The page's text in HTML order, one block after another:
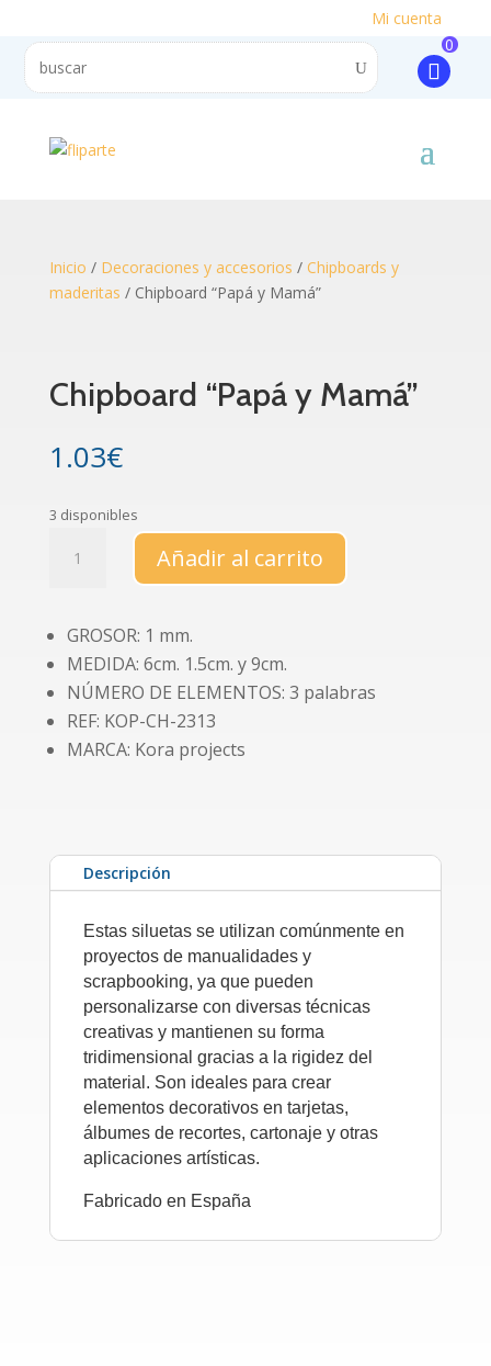
Mi cuenta
0
Inicio / Decoraciones y accesorios / Chipboards y
maderitas / Chipboard “Papá y Mamá”
Chipboard “Papá y Mamá”
1.03€
3 disponibles
"Papá
cantidad
Añadir al carrito
GROSOR: 1 mm.
MEDIDA: 6cm. 1.5cm. y 9cm.
NÚMERO DE ELEMENTOS: 3 palabras
REF: KOP-CH-2313
MARCA: Kora projects
Descripción
Estas siluetas se utilizan comúnmente en
proyectos de manualidades y
scrapbooking, ya que pueden
personalizarse con diversas técnicas
creativas y mantienen su forma
tridimensional gracias a la rigidez del
material. Son ideales para crear
elementos decorativos en tarjetas,
álbumes de recortes, cartonaje y otras
aplicaciones artísticas.
Fabricado en España